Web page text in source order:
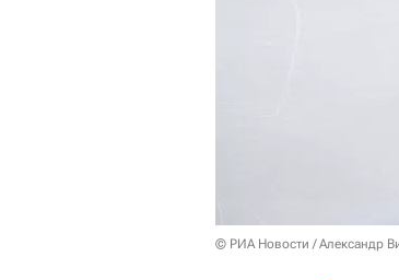
© РИА Новости / Александр